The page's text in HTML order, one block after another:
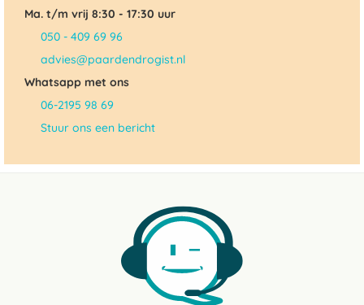
Ma. t/m vrij 8:30 - 17:30 uur
050 - 409 69 96
advies@paardendrogist.nl
Whatsapp met ons
06-2195 98 69
Stuur ons een bericht